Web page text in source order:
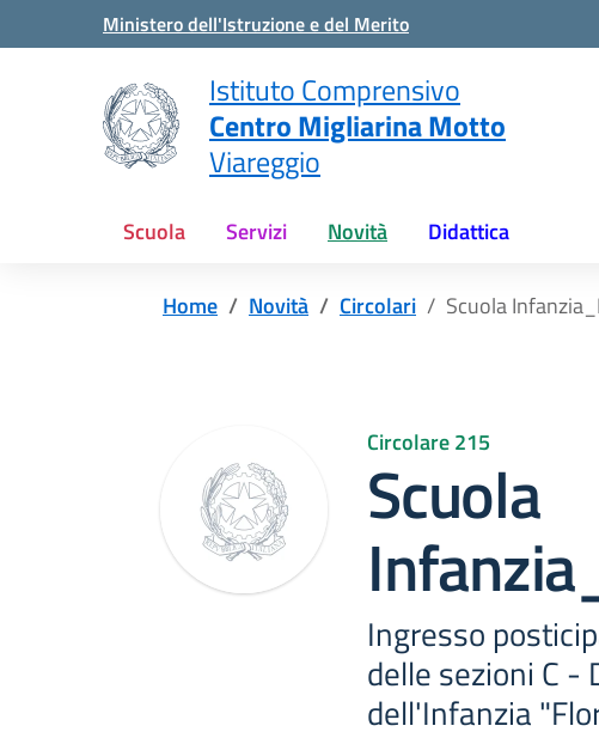
Vai ai contenuti
Vai al menu di navigazione
Ministero dell'Istruzione e del Merito
Istituto Comprensivo
Centro Migliarina Motto
Viareggio
Scuola Servizi Novità Didattica
Home Novità Circolari Scuola
Circolare 215
Scuola
Ingresso
delle sezioni C -
dell'Infanzia